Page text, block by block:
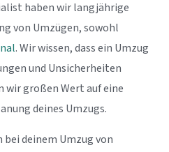
haben wir langjährige
von Umzügen, sowohl
. Wir wissen, dass ein Umzug
und Unsicherheiten
wir großen Wert auf eine
deines Umzugs.
bei deinem Umzug von